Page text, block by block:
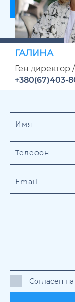
ГАЛИНА
Ген
+380(67)403-
Согласен